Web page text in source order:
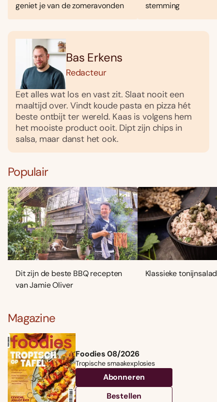
geniet je van de zomeravonden
stemming
Bas Erkens
Redacteur
Eet alles wat los en vast zit. Slaat nooit een
maaltijd over. Vindt koude pasta en pizza hét
beste ontbijt ter wereld. Kaas is volgens hem
het mooiste product ooit. Dipt zijn chips in
salsa, maar danst het ook.
Populair
Dit zijn de beste BBQ recepten
van Jamie Oliver
Klassieke
Magazine
Foodies 08/2026
Tropische smaakexplosies
Abonneren
Bestellen